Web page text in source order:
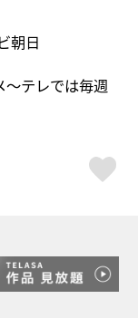
朝日
～テレでは毎週